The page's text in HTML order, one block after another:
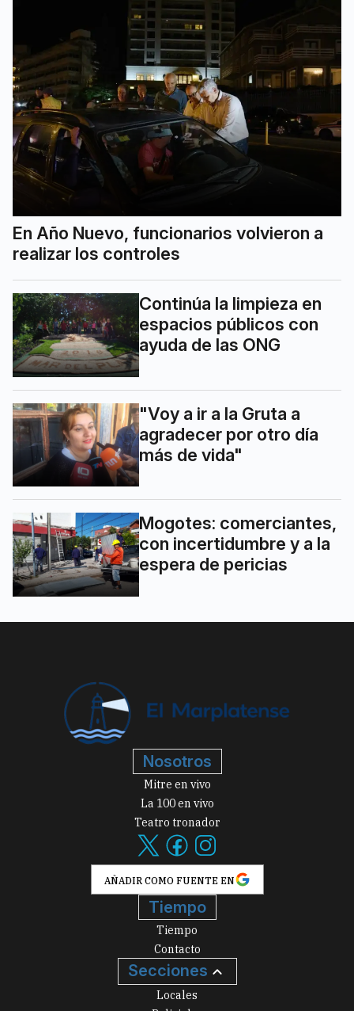
En Año Nuevo, funcionarios volvieron a
realizar los controles
Continúa la limpieza en
espacios públicos con
ayuda de las ONG
"Voy a ir a la Gruta a
agradecer por otro día
más de vida"
Mogotes: comerciantes,
con incertidumbre y a la
espera de pericias
Nosotros
Mitre en vivo
La 100 en vivo
Teatro tronador
AÑADIR COMO FUENTE EN
Tiempo
Tiempo
Contacto
Secciones
Locales